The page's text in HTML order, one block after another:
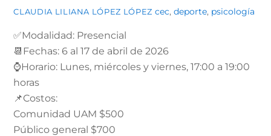
CLAUDIA LILIANA LÓPEZ LÓPEZ cec, deporte, psicología
✅Modalidad: Presencial
📆Fechas: 6 al 17 de abril de 2026
⌚Horario: Lunes, miércoles y viernes, 17:00 a 19:00
horas
📌Costos:
Comunidad UAM $500
Público general $700